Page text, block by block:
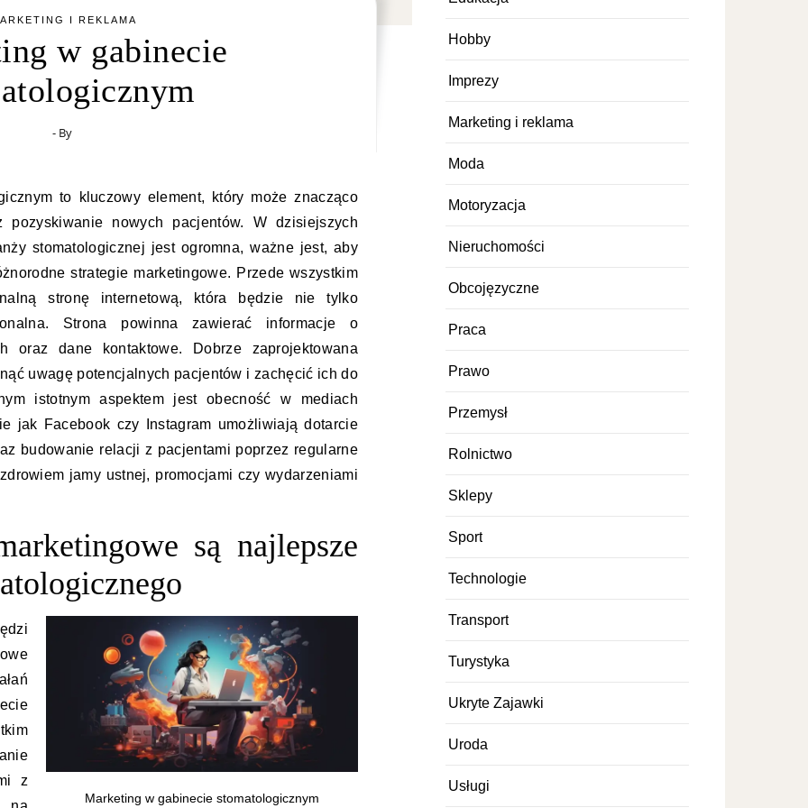
I REKLAMA
w gabinecie
- By
to kluczowy element, który może znacząco
nowych pacjentów. W dzisiejszych
stomatologicznej jest ogromna, ważne jest, aby
strategie marketingowe. Przede wszystkim
stronę internetową, która będzie nie tylko
Strona powinna zawierać informacje o
oraz dane kontaktowe. Dobrze zaprojektowana
uwagę potencjalnych pacjentów i zachęcić ich do
istotnym aspektem jest obecność w mediach
jak Facebook czy Instagram umożliwiają dotarcie
budowanie relacji z pacjentami poprzez regularne
jamy ustnej, promocjami czy wydarzeniami
są najlepsze
Marketing w gabinecie stomatologicznym
z
Hobby
Imprezy
Marketing i reklama
Moda
Motoryzacja
Nieruchomości
Obcojęzyczne
Praca
Prawo
Przemysł
Rolnictwo
Sklepy
Sport
Technologie
Transport
Turystyka
Ukryte Zajawki
Uroda
Usługi